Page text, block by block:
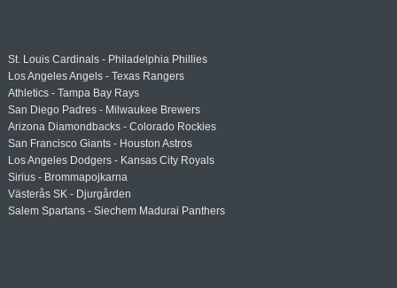
St. Louis Cardinals - Philadelphia Phillies
Los Angeles Angels - Texas Rangers
Athletics - Tampa Bay Rays
San Diego Padres - Milwaukee Brewers
Arizona Diamondbacks - Colorado Rockies
San Francisco Giants - Houston Astros
Los Angeles Dodgers - Kansas City Royals
Sirius - Brommapojkarna
Västerås SK - Djurgården
Salem Spartans - Siechem Madurai Panthers